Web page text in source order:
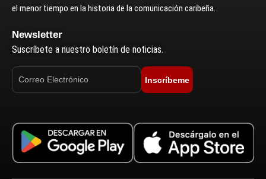
el menor tiempo en la historia de la comunicación caribeña.
Newsletter
Suscríbete a nuestro boletín de noticias.
Inscríbeme